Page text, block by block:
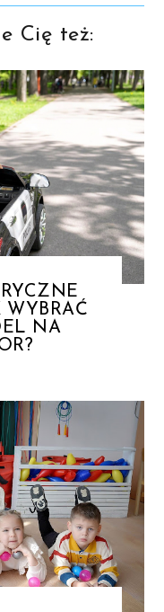
Cię też:
WYBRAĆ
NA